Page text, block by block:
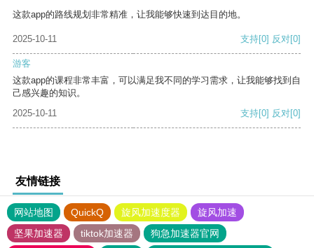
这款app的路线规划非常精准，让我能够快速到达目的地。
2025-10-11 支持[0] 反对[0]
游客
这款app的课程非常丰富，可以满足我不同的学习需求，让我能够找到自
己感兴趣的知识。
2025-10-11
支持[0] 反对[0]
友情链接
网站地图 QuickQ 旋风加速度器
旋风加速
坚果加速器
tiktok加速器
狗急加速器官网